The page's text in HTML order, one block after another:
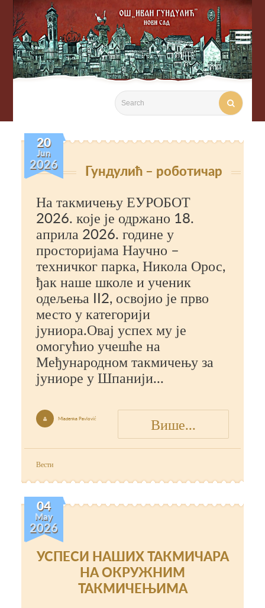

20
Jun
2026 Гундулић – роботичар
На такмичењу ЕУРОБОТ
2026. које је одржано 18.
априла 2026. године у
просторијама Научно –
техничког парка, Никола Орос,
ђак наше школе и ученик
одељења II2, освојио је прво
место у категорији
јуниора.Овај успех му је
омогућио учешће на
Међународном такмичењу за
јуниоре у Шпанији...
Више...
 Mladenka Pavlović
Вести
04
May
2026
УСПЕСИ НАШИХ ТАКМИЧАРА
НА ОКРУЖНИМ
ТАКМИЧЕЊИМА